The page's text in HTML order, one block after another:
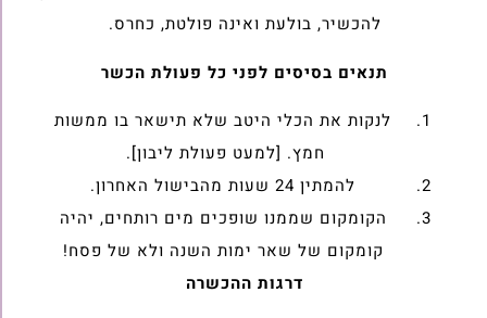
להכשיר, בולעת ואינה פולטת, כחרס.
תנאים בסיסים לפני כל פעולת הכשר
לנקות את הכלי היטב שלא תישאר בו ממשות
חמץ. [למעט פעולת ליבון].
להמתין 24 שעות מהבישול האחרון.
הקומקום שממנו שופכים מים רותחים, יהיה
קומקום של שאר ימות השנה ולא של פסח!
דרגות ההכשרה